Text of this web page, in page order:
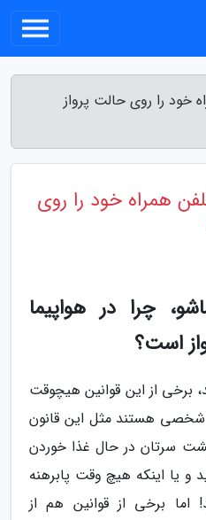
خود را روی حالت پرواز
همراه خود را روی
چرا در هواپیما
است؟
برخی از این قوانین هیچوقت
شخصی هستند مثل این قانون
سرتان در حال غذا خوردن
و یا اینکه هیچ وقت پابرهنه
اما برخی از قوانین هم از